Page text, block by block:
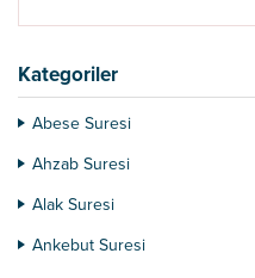
Kategoriler
Abese Suresi
Ahzab Suresi
Alak Suresi
Ankebut Suresi